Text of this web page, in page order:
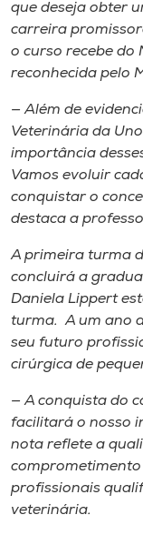
que deseja obter
carreira
o curso recebe do
reconhecida pelo
— Além de
Veterinária da
importância
Vamos evoluir
conquistar o
destaca a
A primeira turma
concluirá a
Daniela Lippert
turma. A um ano
seu futuro
cirúrgica de
— A conquista do
facilitará o nosso
nota reflete a
profissionais
veterinária.